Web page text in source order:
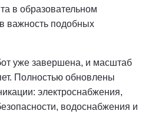
в образовательном
важность подобных
уже завершена, и масштаб
Полностью обновлены
электроснабжения,
водоснабжения и